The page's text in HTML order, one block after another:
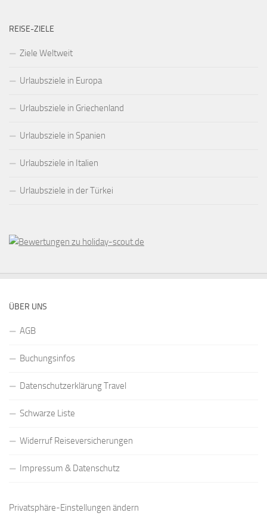
REISE-ZIELE
Ziele Weltweit
Urlaubsziele in Europa
Urlaubsziele in Griechenland
Urlaubsziele in Spanien
Urlaubsziele in Italien
Urlaubsziele in der Türkei
ÜBER UNS
AGB
Buchungsinfos
Datenschutzerklärung Travel
Schwarze Liste
Widerruf Reiseversicherungen
Impressum & Datenschutz
Privatsphäre-Einstellungen ändern